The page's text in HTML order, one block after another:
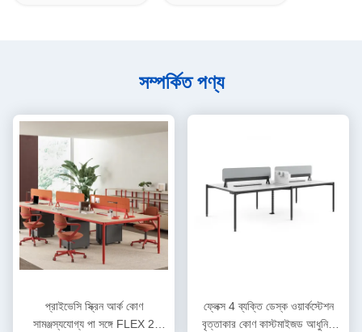
সম্পর্কিত পণ্য
প্রাইভেসি স্ক্রিন আর্ক কোণ
সামঞ্জস্যযোগ্য পা সঙ্গে FLEX 2
ফ্লেক্স 4 ব্যক্তি ডেস্ক ওয়ার্কস্টেশন
বৃত্তাকার কোণ কাস্টমাইজড আধুনিক